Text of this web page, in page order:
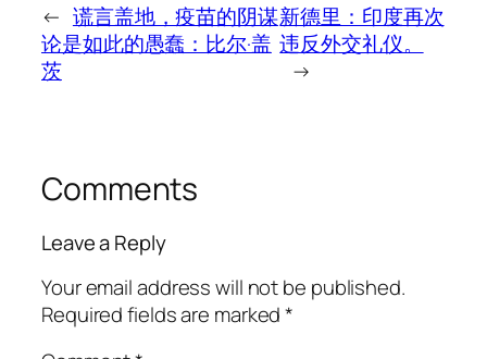
← 谎言盖地，疫苗的阴谋
论是如此的愚蠢：比尔·盖
茨
新德里：印度再次
违反外交礼仪。
→
Comments
Leave a Reply
Your email address will not be published.
Required fields are marked*